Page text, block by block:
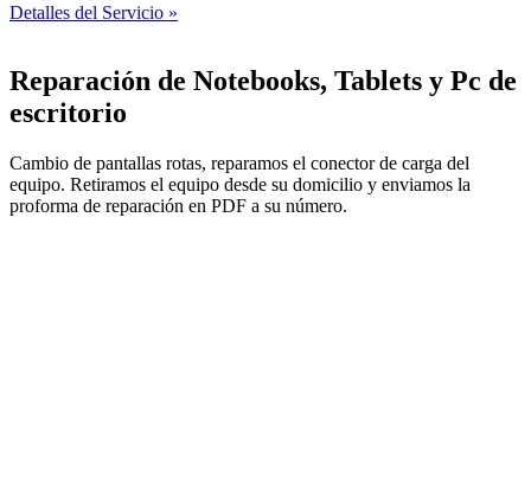
Detalles del Servicio »
Reparación de Notebooks, Tablets y Pc de
escritorio
Cambio de pantallas rotas, reparamos el conector de carga del
equipo. Retiramos el equipo desde su domicilio y enviamos la
proforma de reparación en PDF a su número.